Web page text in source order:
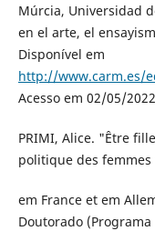
Múrcia, Universidad
en el arte, el
Disponível em
http://www.carm.es/
Acesso em 02/05/
PRIMI, Alice. "Être
politique des femmes
em France et em
Doutorado (Programa